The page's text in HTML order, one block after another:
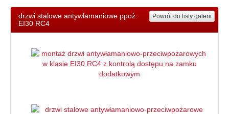
Powrót do listy galerii
drzwi stalowe antywłamaniowe ppoż.
EI30 RC4